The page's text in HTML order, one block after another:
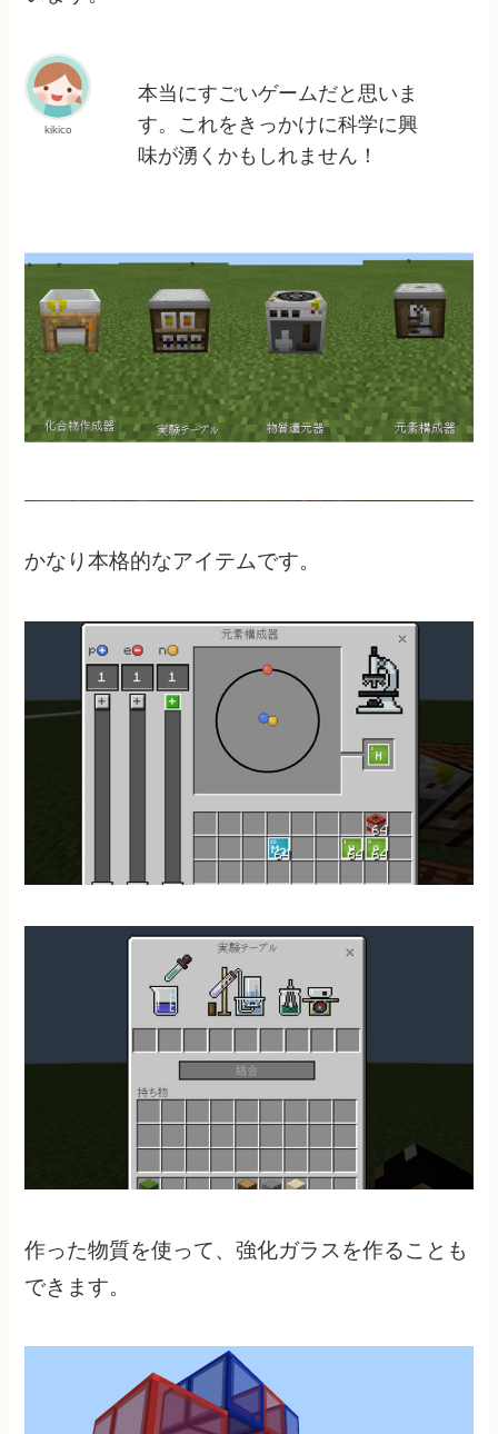
kikico
本当にすごいゲームだと思いま
す。これをきっかけに科学に興
味が湧くかもしれません！
かなり本格的なアイテムです。
作った物質を使って、強化ガラスを作ることも
できます。